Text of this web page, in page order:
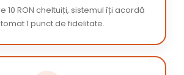
10 RON cheltuiți, sistemul îți acordă
1 punct de fidelitate.